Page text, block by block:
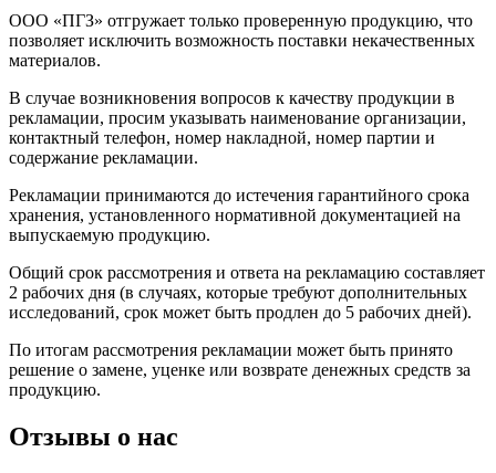
ООО «ПГЗ» отгружает только проверенную продукцию, что
позволяет исключить возможность поставки некачественных
материалов.
В случае возникновения вопросов к качеству продукции в
рекламации, просим указывать наименование организации,
контактный телефон, номер накладной, номер партии и
содержание рекламации.
Рекламации принимаются до истечения гарантийного срока
хранения, установленного нормативной документацией на
выпускаемую продукцию.
Общий срок рассмотрения и ответа на рекламацию составляет
2 рабочих дня (в случаях, которые требуют дополнительных
исследований, срок может быть продлен до 5 рабочих дней).
По итогам рассмотрения рекламации может быть принято
решение о замене, уценке или возврате денежных средств за
продукцию.
Отзывы о нас